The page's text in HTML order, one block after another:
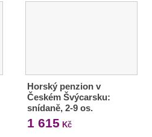
Horský penzion v
Českém Švýcarsku:
snídaně, 2-9 os.
1 615 Kč